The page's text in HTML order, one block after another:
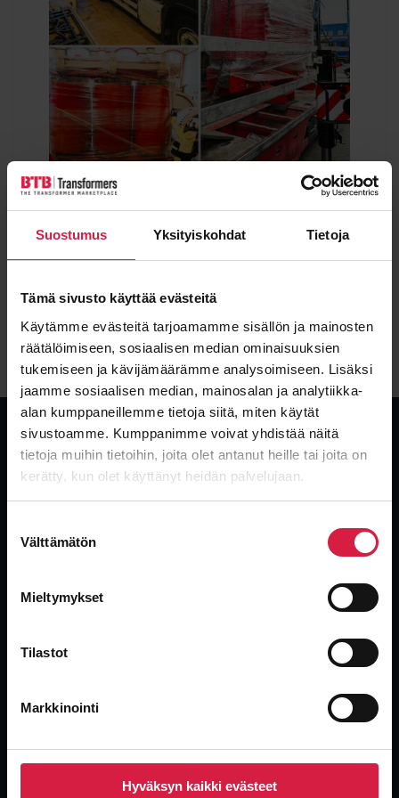
Suostumus Yksityiskohdat Tietoja
Tämä sivusto käyttää evästeitä
Käytämme evästeitä tarjoamamme sisällön ja mainosten
räätälöimiseen, sosiaalisen median ominaisuuksien
tukemiseen ja kävijämäärämme analysoimiseen. Lisäksi
jaamme sosiaalisen median, mainosalan ja analytiikka-
alan kumppaneillemme tietoja siitä, miten käytät
sivustoamme. Kumppanimme voivat yhdistää näitä
tietoja muihin tietoihin, joita olet antanut heille tai joita on
kerätty, kun olet käyttänyt heidän palvelujaan.
valinta
Välttämätön
Mieltymykset
Tilastot
Markkinointi
Hyväksyn kaikki evästeet
Paras mahdollinen ratkaisu
lyhyimmässä mahdollisessa ajassa.
Kiireellinen muuntajatoimitus sähköverkon kapasiteetin
laajennukseen. Laite toimitettiin ja asennettiin alle 6 kuukaudessa
normaalin 12 kuukauden sijaan.
Lue referenssi
Globaali, riippumaton muuntajatoimittaja. Uudet, käytetyt ja
Käytetyt yksilöt